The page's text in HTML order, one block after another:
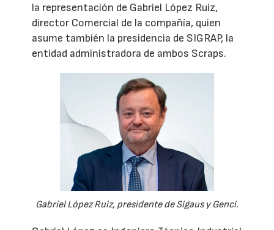
la representación de Gabriel López Ruiz,
director Comercial de la compañía, quien
asume también la presidencia de SIGRAP, la
entidad administradora de ambos Scraps.
Gabriel López Ruiz, presidente de Sigaus y Genci.